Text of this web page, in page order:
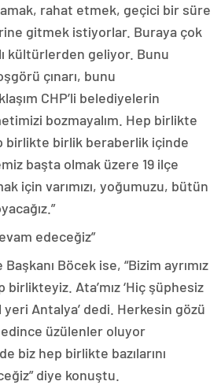
rahat etmek, geçici bir süre
gitmek istiyorlar. Buraya çok
kültürlerden geliyor. Bunu
çınarı, bunu
CHP’li belediyelerin
bozmayalım. Hep birlikte
birlikte birlik beraberlik içinde
başta olmak üzere 19 ilçe
için varımızı, yoğumuzu, bütün
edeceğiz”
Böcek ise, “Bizim ayrımız
birlikteyiz. Ata’mız ‘Hiç şüphesiz
yeri Antalya’ dedi. Herkesin gözü
üzülenler oluyor
biz hep birlikte bazılarını
diye konuştu.